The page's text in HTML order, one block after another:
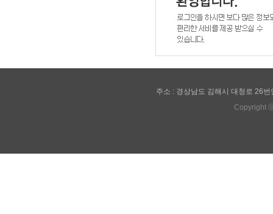
주소 : 경상남도 김해시 대청로 26
Copyright